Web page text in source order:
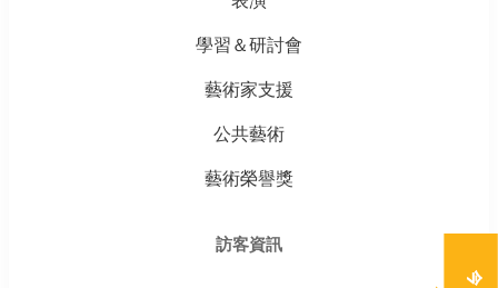
學習＆研討會
藝術家支援
公共藝術
藝術榮譽獎
訪客資訊